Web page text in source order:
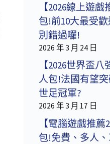
【2026線上遊
包!前10大最受
別錯過囉!
2026 年 3 月 24 日
【2026世界盃
人包!法國有望
世足冠軍?
2026 年 3 月 17 日
【電腦遊戲推薦
包!免費、多人